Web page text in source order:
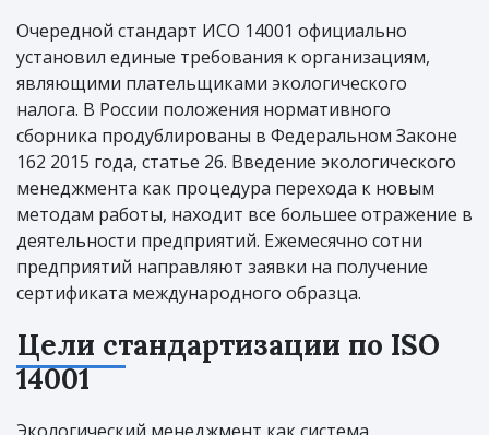
Очередной стандарт ИСО 14001 официально
установил единые требования к организациям,
являющими плательщиками экологического
налога. В России положения нормативного
сборника продублированы в Федеральном Законе
162 2015 года, статье 26. Введение экологического
менеджмента как процедура перехода к новым
методам работы, находит все большее отражение в
деятельности предприятий. Ежемесячно сотни
предприятий направляют заявки на получение
сертификата международного образца.
Цели стандартизации по ISO
14001